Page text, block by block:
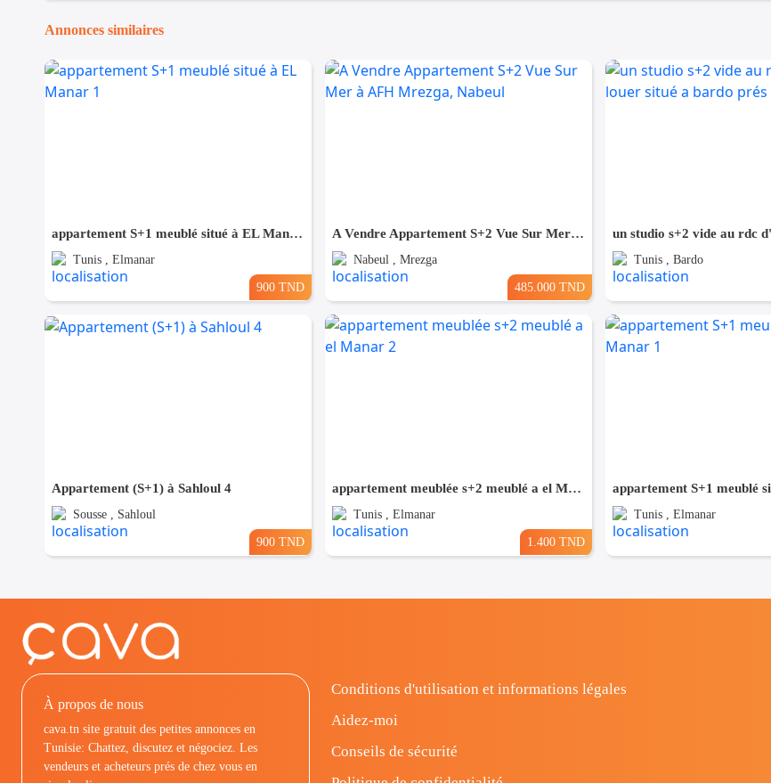
Annonces similaires
appartement S+1 meublé situé à EL Manar 1
Tunis , Elmanar
900 TND
A Vendre Appartement S+2 Vue Sur Mer à AFH Mrezga, Nabeul
Nabeul , Mrezga
485.000 TND
Tunis , Bardo
Appartement (S+1) à Sahloul 4
Sousse , Sahloul
900 TND
appartement meublée s+2 meublé a el Manar 2
Tunis , Elmanar
1.400 TND
Tunis , Elmanar
À propos de nous
cava.tn site gratuit des petites annonces en
Tunisie: Chattez, discutez et négociez. Les
vendeurs et acheteurs prés de chez vous en
Conditions d'utilisation et informations légales
Aidez-moi
Conseils de sécurité